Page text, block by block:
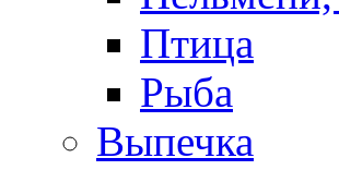
Птица
Рыба
Выпечка